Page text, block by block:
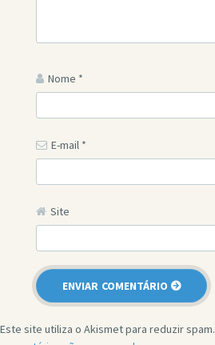
Nome *
E-mail *
Site
Este site utiliza o Akismet para reduzir spam.